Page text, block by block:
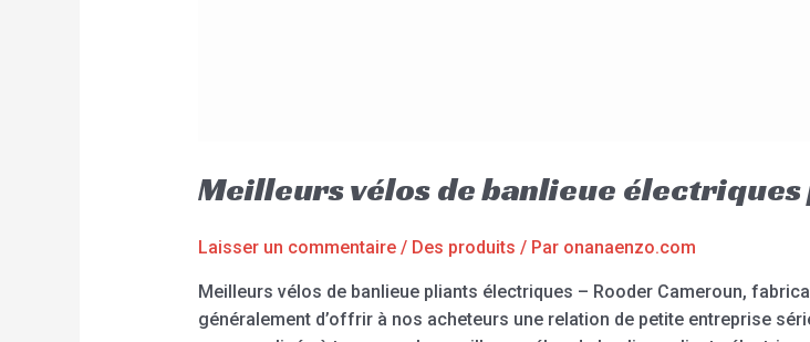
Meilleurs vélos de banlieue
Laisser un commentaire / Des produits / Par onanaenzo.com
Meilleurs vélos de banlieue pliants électriques – Rooder Cameroun,
généralement d’offrir à nos acheteurs une relation de petite entreprise